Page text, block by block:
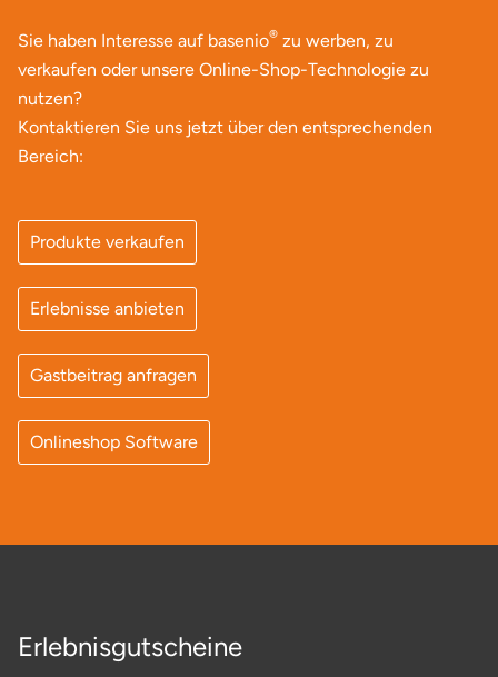
Sie haben Interesse auf basenio® zu werben, zu
verkaufen oder unsere Online-Shop-Technologie zu
nutzen?
Kontaktieren Sie uns jetzt über den entsprechenden
Bereich:
Produkte verkaufen
Erlebnisse anbieten
Gastbeitrag anfragen
Onlineshop Software
Erlebnisgutscheine
Ostprignitz-Ruppin
Oy-Mittelberg
Pforzheim
Pinneberg
Pirna
Potsdam
Regensburg